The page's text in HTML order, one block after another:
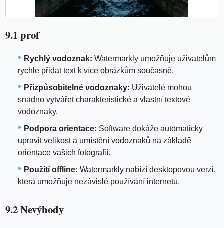
9.1 prof
Rychlý vodoznak: Watermarkly umožňuje uživatelům
rychle přidat text k více obrázkům současně.
Přizpůsobitelné vodoznaky: Uživatelé mohou
snadno vytvářet charakteristické a vlastní textové
vodoznaky.
Podpora orientace: Software dokáže automaticky
upravit velikost a umístění vodoznaků na základě
orientace vašich fotografií.
Použití offline: Watermarkly nabízí desktopovou verzi,
která umožňuje nezávislé používání internetu.
9.2 Nevýhody